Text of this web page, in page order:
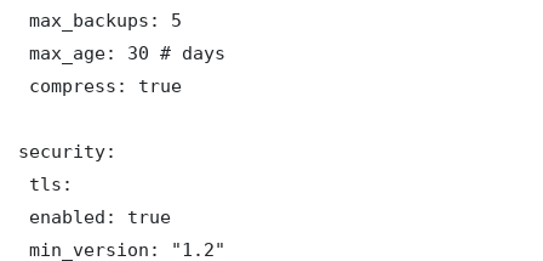
max_backups: 5
max_age: 30 # days
compress: true
security:
tls:
enabled: true
min_version: "1.2"